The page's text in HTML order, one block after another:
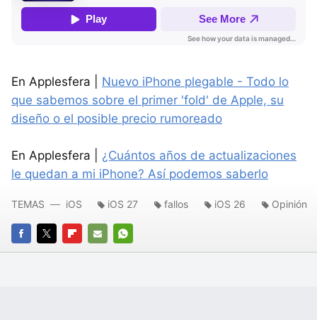
En Applesfera | Nuevo iPhone plegable - Todo lo
que sabemos sobre el primer 'fold' de Apple, su
diseño o el posible precio rumoreado
En Applesfera | ¿Cuántos años de actualizaciones
le quedan a mi iPhone? Así podemos saberlo
FACEBOOK
TWITTERFLIPBOARD
E-
WHATSAPP
TEMAS iOS iOS 27 fallos iOS 26 Opinión